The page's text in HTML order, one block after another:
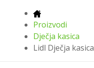
Proizvodi
Dječja kasica
Lidl Dječja kasica